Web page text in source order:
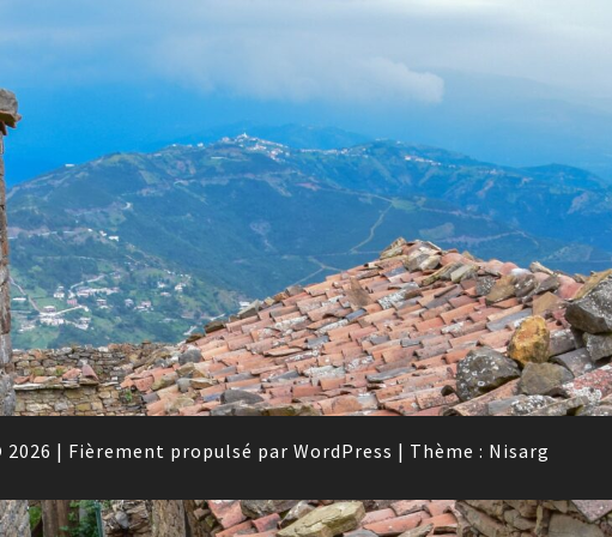
2026 | Fièrement propulsé par WordPress | Thème : Nisarg